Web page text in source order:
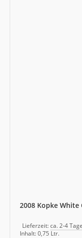
2008 Kopke
Lieferzeit:ca. 2-4 Tage
Inhalt: 0,75 Ltr.